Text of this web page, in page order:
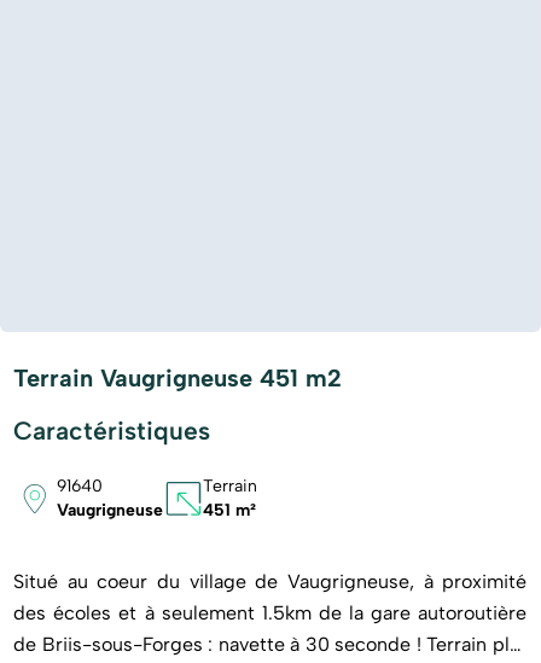
Terrain Vaugrigneuse 451 m2
Caractéristiques
91640
Vaugrigneuse
Terrain
451 m²
Situé au coeur du village de Vaugrigneuse, à proximité
des écoles et à seulement 1.5km de la gare autoroutière
de Briis-sous-Forges : navette à 30 seconde ! Terrain plat